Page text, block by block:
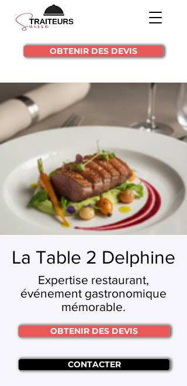
OBTENIR DES DEVIS
La Table 2 Delphine
Expertise restaurant,
événement gastronomique
mémorable.
OBTENIR DES DEVIS
CONTACTER